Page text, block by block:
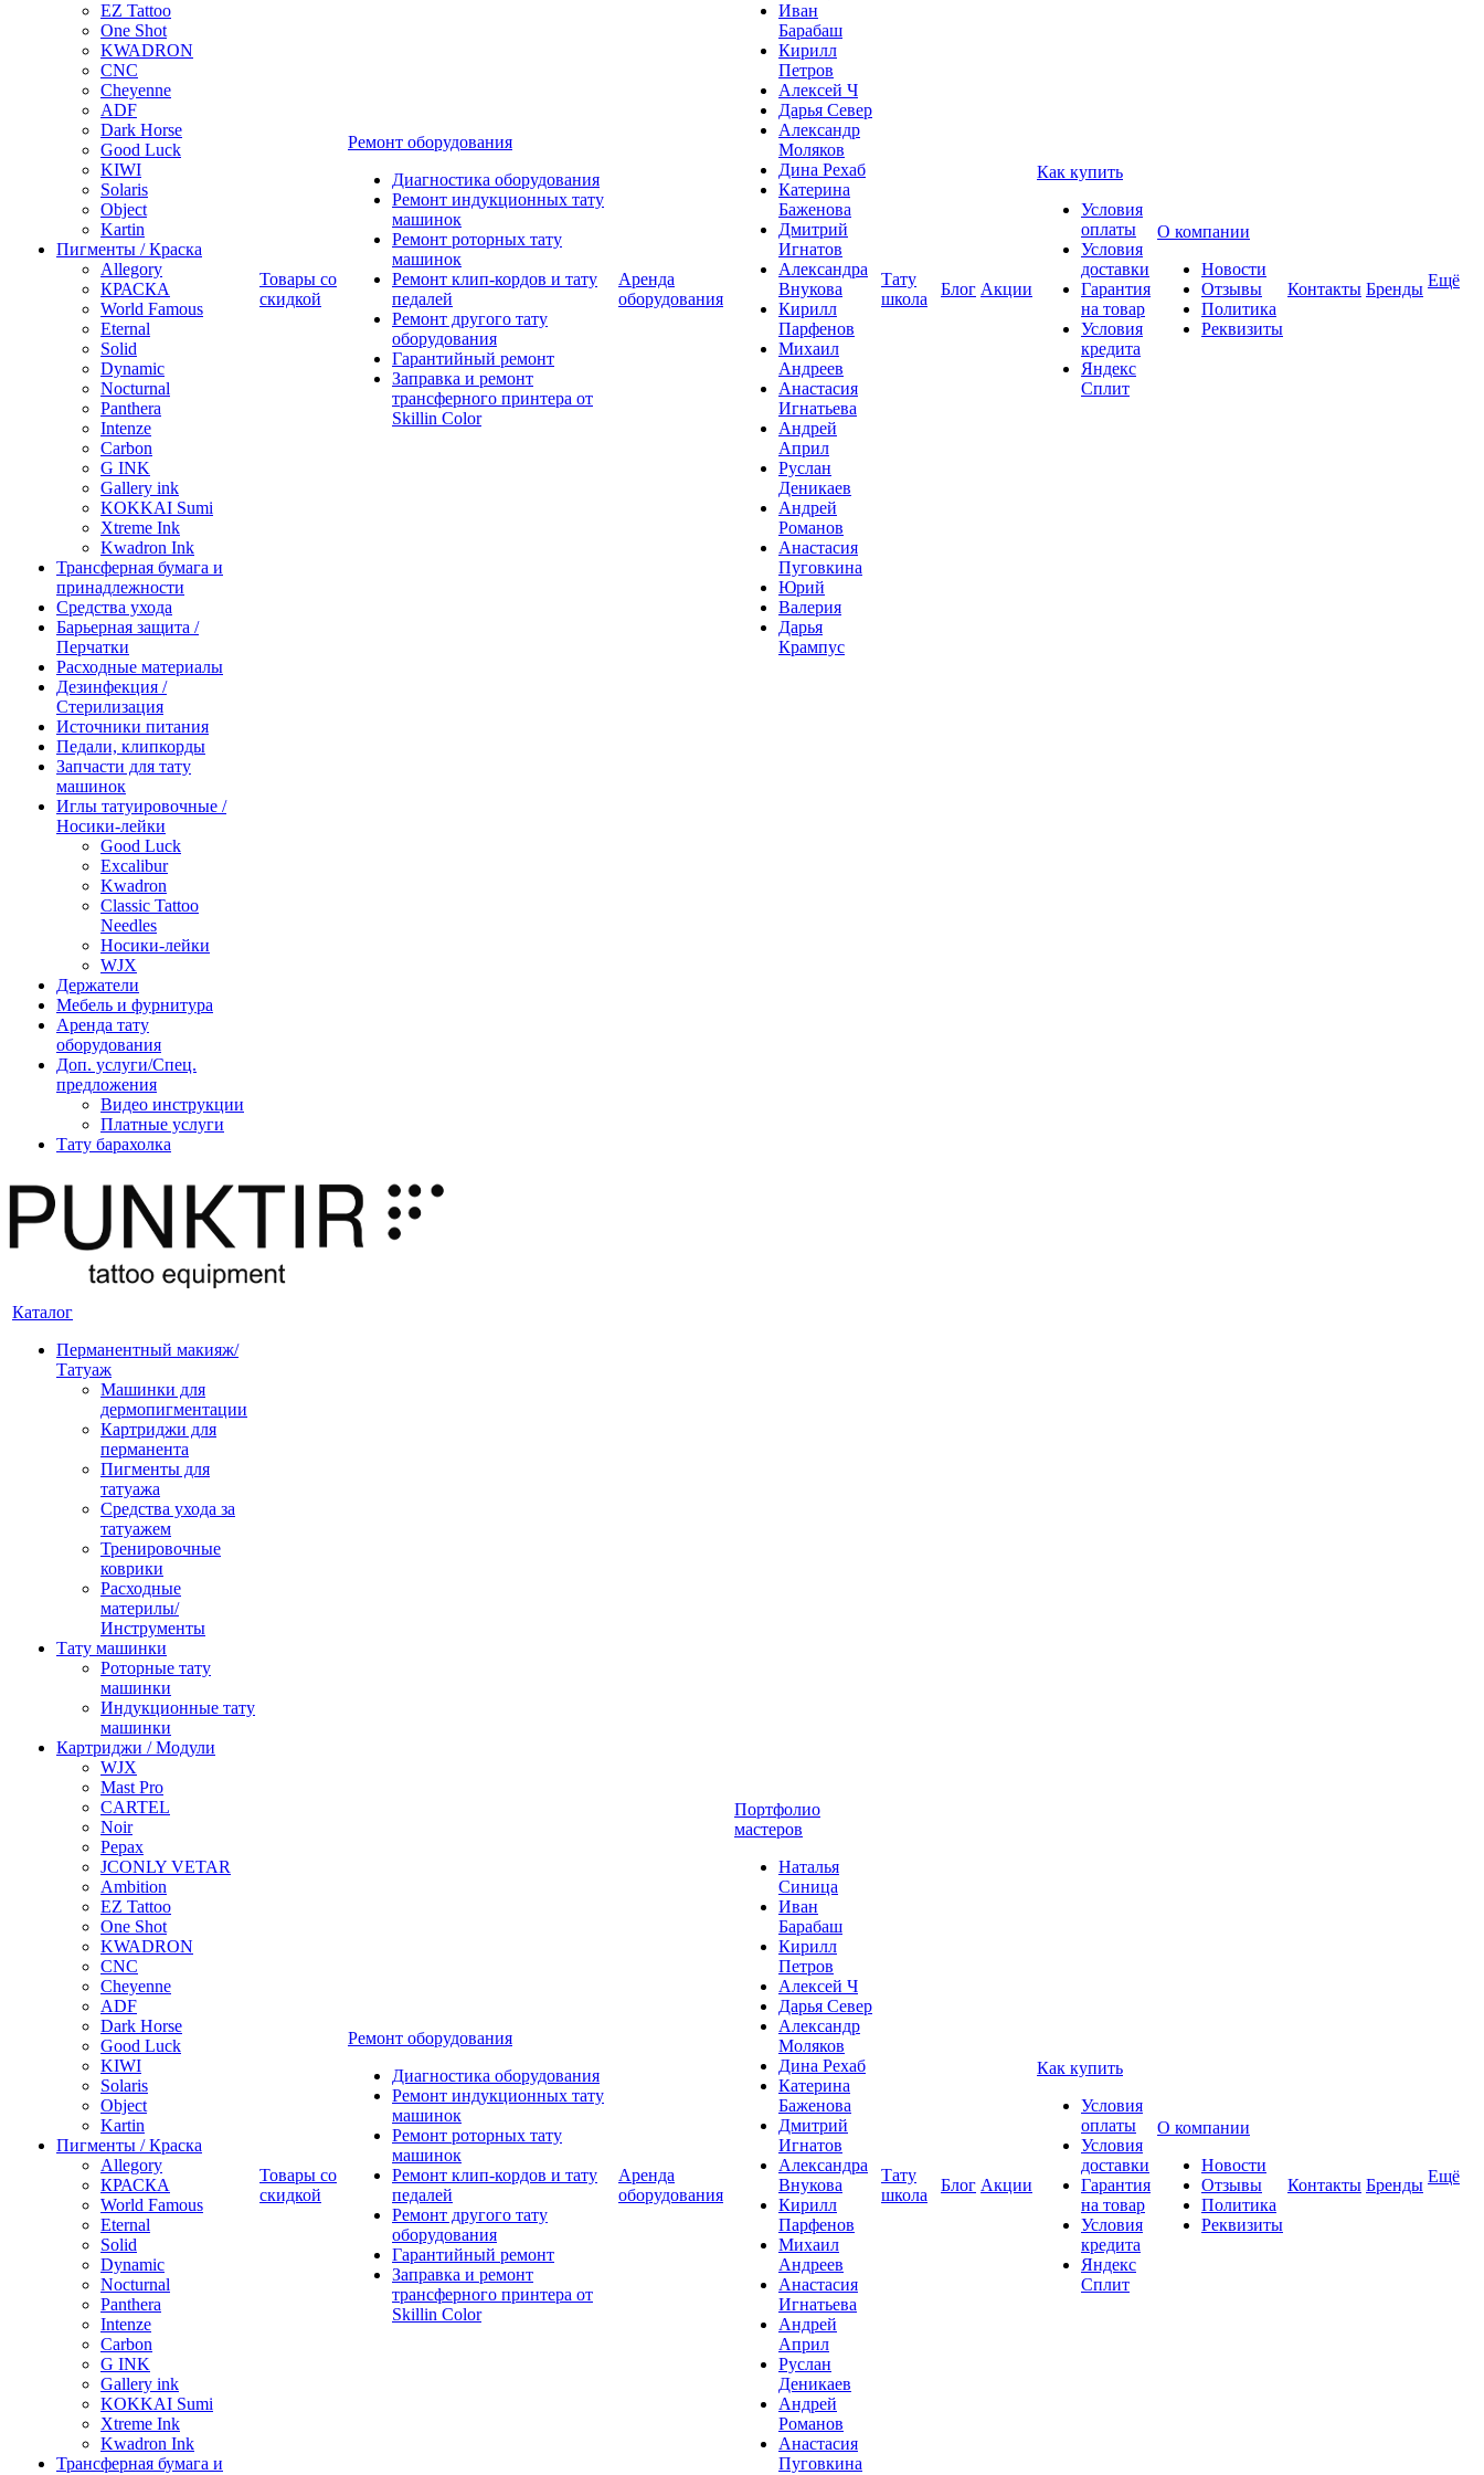
EZ Tattoo
One Shot
KWADRON
CNC
Cheyenne
ADF
Dark Horse
Good Luck
KIWI
Solaris
Object
Kartin
Пигменты / Краска
Allegory
КРАСКА
World Famous
Eternal
Solid
Dynamic
Nocturnal
Panthera
Intenze
Carbon
G INK
Gallery ink
KOKKAI Sumi
Xtreme Ink
Kwadron Ink
Трансферная бумага и
принадлежности
Средства ухода
Барьерная защита /
Перчатки
Расходные материалы
Дезинфекция /
Стерилизация
Источники питания
Педали, клипкорды
Запчасти для тату
машинок
Иглы татуировочные /
Носики-лейки
Good Luck
Excalibur
Kwadron
Classic Tattoo
Needles
Носики-лейки
WJX
Держатели
Мебель и фурнитура
Аренда тату
оборудования
Доп. услуги/Спец.
предложения
Видео инструкции
Платные услуги
Тату барахолка
Товары со
скидкой
Ремонт оборудования
Диагностика оборудования
Ремонт индукционных тату
машинок
Ремонт роторных тату
машинок
Ремонт клип-кордов и тату
педалей
Ремонт другого тату
оборудования
Гарантийный ремонт
Заправка и ремонт
трансферного принтера от
Skillin Color
Аренда
оборудования
Иван
Барабаш
Кирилл
Петров
Алексей Ч
Дарья Север
Александр
Моляков
Дина Рехаб
Катерина
Баженова
Дмитрий
Игнатов
Александра
Внукова
Кирилл
Парфенов
Михаил
Андреев
Анастасия
Игнатьева
Андрей
Април
Руслан
Деникаев
Андрей
Романов
Анастасия
Пуговкина
Юрий
Валерия
Дарья
Крампус
Тату
школа
Блог Акции
Как купить
Условия
оплаты
Условия
доставки
Гарантия
на товар
Условия
кредита
Яндекс
Сплит
О компании
Новости
Отзывы
Политика
Реквизиты
Контакты Бренды Ещё
Каталог
Перманентный макияж/
Татуаж
Машинки для
дермопигментации
Картриджи для
перманента
Пигменты для
татуажа
Средства ухода за
татуажем
Тренировочные
коврики
Расходные
материлы/
Инструменты
Тату машинки
Роторные тату
машинки
Индукционные тату
машинки
Картриджи / Модули
WJX
Mast Pro
CARTEL
Noir
Pepax
JCONLY VETAR
Ambition
EZ Tattoo
One Shot
KWADRON
CNC
Cheyenne
ADF
Dark Horse
Good Luck
KIWI
Solaris
Object
Kartin
Пигменты / Краска
Allegory
КРАСКА
World Famous
Eternal
Solid
Dynamic
Nocturnal
Panthera
Intenze
Carbon
G INK
Gallery ink
KOKKAI Sumi
Xtreme Ink
Kwadron Ink
Трансферная бумага и
Товары со
скидкой
Ремонт оборудования
Диагностика оборудования
Ремонт индукционных тату
машинок
Ремонт роторных тату
машинок
Ремонт клип-кордов и тату
педалей
Ремонт другого тату
оборудования
Гарантийный ремонт
Заправка и ремонт
трансферного принтера от
Skillin Color
Аренда
оборудования
Портфолио
мастеров
Наталья
Синица
Иван
Барабаш
Кирилл
Петров
Алексей Ч
Дарья Север
Александр
Моляков
Дина Рехаб
Катерина
Баженова
Дмитрий
Игнатов
Александра
Внукова
Кирилл
Парфенов
Михаил
Андреев
Анастасия
Игнатьева
Андрей
Април
Руслан
Деникаев
Андрей
Романов
Анастасия
Пуговкина
Тату
школа
Блог Акции
Как купить
Условия
оплаты
Условия
доставки
Гарантия
на товар
Условия
кредита
Яндекс
Сплит
О компании
Новости
Отзывы
Политика
Реквизиты
Контакты Бренды Ещё